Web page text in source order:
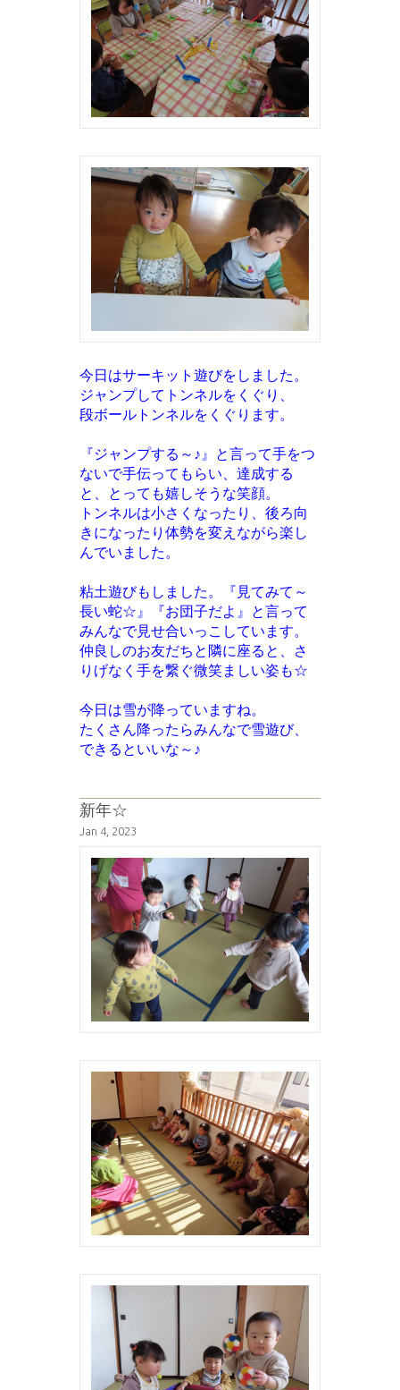
今日はサーキット遊びをしました。
ジャンプしてトンネルをくぐり、
段ボールトンネルをくぐります。
『ジャンプする～♪』と言って手をつ
ないで手伝ってもらい、達成する
と、とっても嬉しそうな笑顔。
トンネルは小さくなったり、後ろ向
きになったり体勢を変えながら楽し
んでいました。
粘土遊びもしました。『見てみて～
長い蛇☆』『お団子だよ』と言って
みんなで見せ合いっこしています。
仲良しのお友だちと隣に座ると、さ
りげなく手を繋ぐ微笑ましい姿も☆
今日は雪が降っていますね。
たくさん降ったらみんなで雪遊び、
できるといいな～♪
新年☆
Jan 4, 2023